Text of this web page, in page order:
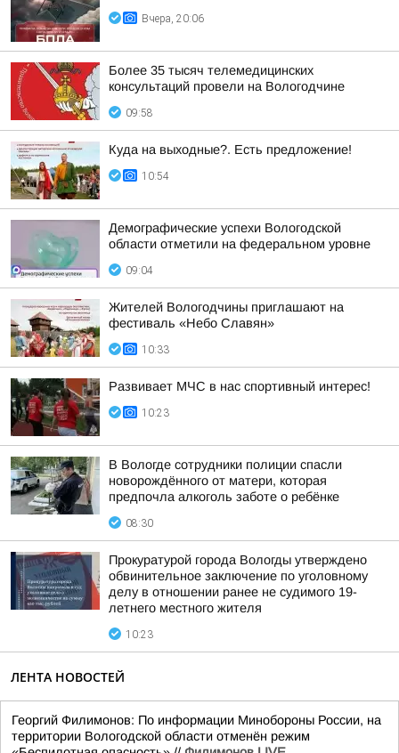
Вчера, 20:06
Более 35 тысяч телемедицинских
консультаций провели на Вологодчине
09:58
Куда на выходные?. Есть предложение!
10:54
Демографические успехи Вологодской
области отметили на федеральном уровне
09:04
Жителей Вологодчины приглашают на
фестиваль «Небо Славян»
10:33
Развивает МЧС в нас спортивный интерес!
10:23
В Вологде сотрудники полиции спасли
новорождённого от матери, которая
предпочла алкоголь заботе о ребёнке
08:30
Прокуратурой города Вологды утверждено
обвинительное заключение по уголовному
делу в отношении ранее не судимого 19-
летнего местного жителя
10:23
ЛЕНТА НОВОСТЕЙ
Георгий Филимонов: По информации Минобороны России, на
территории Вологодской области отменён режим